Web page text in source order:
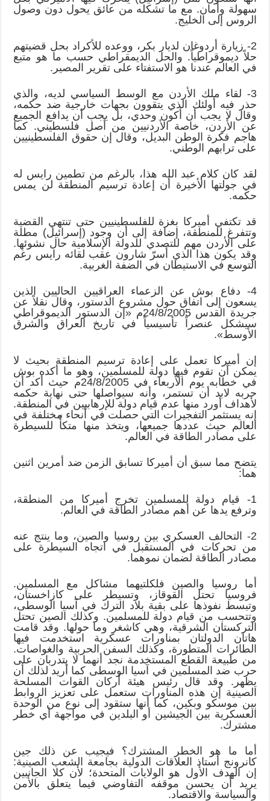
سهولة وأمان. مع ما تشكله من عائق يحول دون وصول
الروس إلى الخليج.
2- زيارة أردوغان لديار بكر، ووعده للأكراد بحل قضيتهم
حلاً ديموقراطياً. والحل الديمقراطي حسب ما هو متبع
في العالم عندنا هو الاستفتاء على تقرير المصير.
3- لقاء ملك الأردن مع الوسط السياسي لديه، والذي
حذر فيه أولئك الذي يتقوون بجهات خارجية ضد حكمه،
وقال لا يجب أن أكون وحدي، بل يجب أن يدافع الجميع
عن الأردن، خاصة الأردنيين من أصل فلسطيني. كما
هاجم فكرة الوطن البديل، وقال إن حقوق الفلسطينيين
على ترابهم الوطني.
لقد كان كلام عبد الله هذا، بالرغم من تطمين رايس له
في جولتها الأخيرة أن إعادة ترسيم المنطقة لن يمس
حكمه.
قد تكتفي أميركا بغزة للفلسطينيين حتى تنتهي القضية
وتتفرغ للمنطقة، إضافة إلى أن وجود (إسرائيل) مطلة
على الأردن مهم للتصدي للدولة الإسلامية حال نشوئها.
وقد يكون هذا الذي أسرّ شارون عقب لقائه رايس رغم
التوسع في الاستيطان في الضفة الغربية.
4- دفاع بوش عن الزعماء العراقيين الحاليين الذين
يسعون إلى اتفاق حول مشروع الدستور، وقال نقلاً عن
جريدة القدس 24/8/2005م «إن الدستور الديموقراطي
سيشكل عنصراً تأسيسياً في تاريخ العراق والشرق
الأوسط».
إن أميركا تعمل على إعادة ترسيم المنطقة بحيث لا
يمكن أن تقوم فيها دولة للمسلمين، وهو ما أكده بوش
في خطابه يوم الأربعاء في 24/8/2005م حيث أكد أن
حربه لابد أن تستمر، وأنه سيواصلها حتى نهاية حكمه
لأهداف أورد منها عدم قيام دولة للإرهابيين في المنطقة.
إنه يستثمر التفجيرات التي حصلت في أنحاء مختلفة في
العالم حيث عددها جميعها، ويتخذ منها متكأً للسيطرة
على مصادر الطاقة في العالم.
يتضح مما سبق أن أميركا تسابق الزمن ضد أمرين اثنين
هما:
1- قيام دولة للمسلمين تخرج أميركا من المنطقة،
وترفع يدها عن أهم مصادر الطاقة في العالم.
2- التحالف العسكري بين روسيا والصين، وما ينتج عنه
من تحركات في المستقبل في اتجاه السيطرة على
مصادر الطاقة لضمان نموهما.
أما روسيا والصين فلكلتيهما مشاكل مع المسلمين.
فروسيا تحتل القوقاز، وتسيطر على كازاخستان،
وتبسط نفوذها على بقية بلاد الترك في آسيا الوسطى،
وتتحسب من قيام دولة للمسلمين. وكذلك الصين تحتل
التركستان الشرقية، وهي كاشغر وما حولها. وقد قامت
هاتان الدولتان بمناورات عسكرية استخدمت فيها
الطائرات المتطورة، وكذلك السفن الحربية والغواصات.
من طبيعة القطع المستخدمة نجد أنهما لا يتدربان على
حرب ضد المسلمين في آسيا الوسطى كما أريد لذلك أن
يظهر. وقد قال رئيس هيئة أركان القوات المسلحة
الصينية إن هذه المناورات ستعمل على تعزيز الروابط
بين موسكو وبكين، كما أنها ستقود إلى نوع من الوحدة
العسكرية بين الجيشين أو البلدين في مواجهة أي خطر
مشترك.
أما ما هو الخطر المشترك؟ فيجيب عن ذلك جين
كانرونج أستاذ العلاقات الدولية بجامعة الشعب الصينية:
إن الهدف الأول هو الولايات المتحدة؛ لأن كلا الجانبين
يريد أن يحسن موقفه التفاوضي فيما يتعلق بالأمن
والسياسة والاقتصاد.